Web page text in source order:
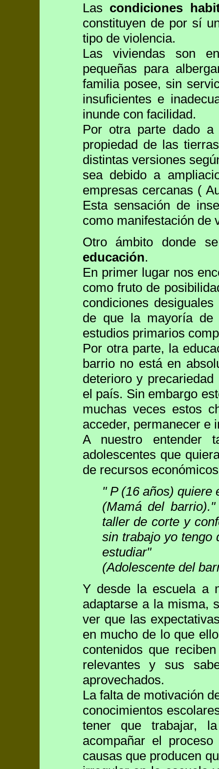
Las condiciones
constituyen de por sí
tipo de violencia.
Las viviendas son
pequeñas para
familia posee, sin
insuficientes e
inunde con facilidad.
Por otra parte dado
propiedad de las
distintas versiones
sea debido a
empresas cercanas (
Esta sensación de
como manifestación de
Otro ámbito donde
educación.
En primer lugar nos
como fruto de
condiciones
de que la mayoría
estudios primarios
Por otra parte, la
barrio no está en
deterioro y
el país. Sin embargo
muchas veces estos
acceder, permanecer e
A nuestro entender
adolescentes que
de recursos
" P (16 años) quiere
(Mamá del barrio).
taller de corte y
sin trabajo yo tengo
estudiar"
(Adolescente del
Y desde la escuela a
adaptarse a la misma,
ver que las
en mucho de lo que
contenidos que
relevantes y sus
aprovechados.
La falta de motivación
conocimientos
tener que trabajar,
acompañar el
causas que producen